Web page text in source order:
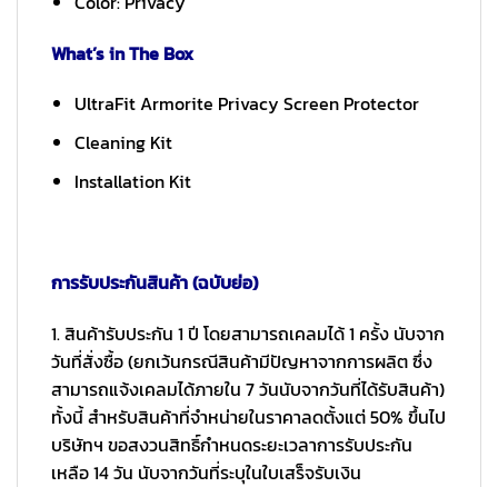
What’s in The Box
UltraFit Armorite Privacy Screen Protector
Cleaning Kit
Installation Kit
การรับประกันสินค้า (ฉบับย่อ)
1. สินค้ารับประกัน 1 ปี โดยสามารถเคลมได้ 1 ครั้ง นับจาก
วันที่สั่งซื้อ (ยกเว้นกรณีสินค้ามีปัญหาจากการผลิต ซึ่ง
สามารถแจ้งเคลมได้ภายใน 7 วันนับจากวันที่ได้รับสินค้า)
ทั้งนี้ สำหรับสินค้าที่จำหน่ายในราคาลดตั้งแต่ 50% ขึ้นไป
บริษัทฯ ขอสงวนสิทธิ์กำหนดระยะเวลาการรับประกัน
เหลือ 14 วัน นับจากวันที่ระบุในใบเสร็จรับเงิน